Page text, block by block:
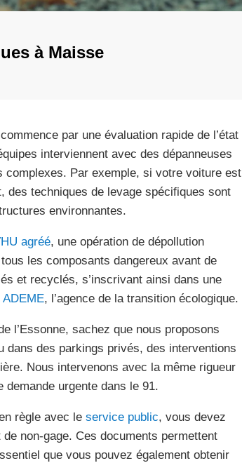
à Maisse
par une évaluation rapide de l’état
interviennent avec des dépanneuses
Par exemple, si votre voiture est
des techniques de levage spécifiques sont
environnantes.
agréé, une opération de dépollution
les composants dangereux avant de
et recyclés, s’inscrivant ainsi dans une
ADEME, l’agence de la transition écologique.
l’Essonne, sachez que nous proposons
dans des parkings privés, des interventions
Nous intervenons avec la même rigueur
demande urgente dans le 91.
règle avec le service public, vous devez
non-gage. Ces documents permettent
que vous pouvez également obtenir